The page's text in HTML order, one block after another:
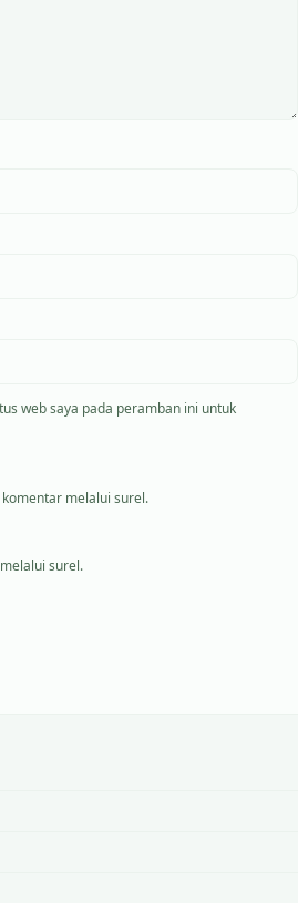
web saya pada peramban ini untuk
melalui surel.
surel.